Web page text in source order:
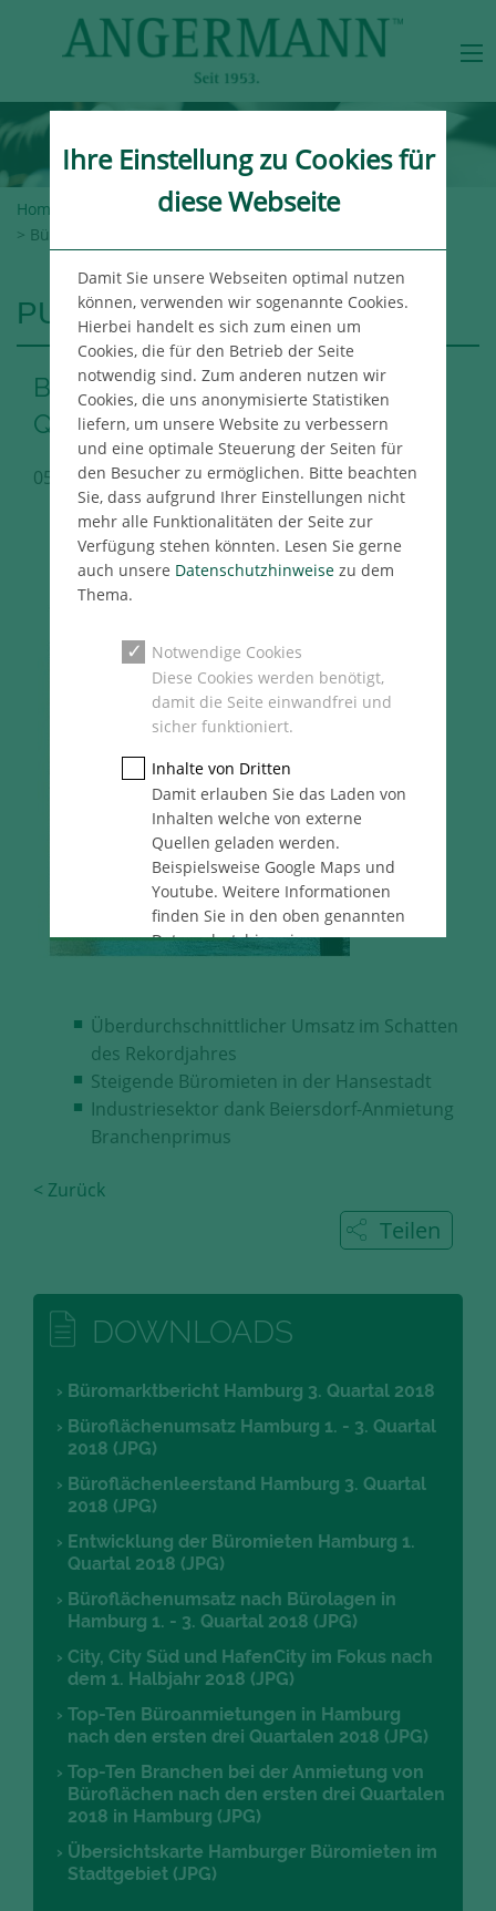
Home Angermann-Gruppe >Newsroom>
> Büromarktbericht Hamburg 3. Quartal 2018
PUBLIKATIONEN
Büromarktbericht Hamburg 3.
Quartal 2018
05.10.2018 Hamburg Immo Publikation
Überdurchschnittlicher Umsatz im Schatten
des Rekordjahres
Steigende Büromieten in der Hansestadt
Industriesektor dank Beiersdorf-Anmietung
Branchenprimus
< Zurück
Teilen
DOWNLOADS
Büromarktbericht Hamburg 3. Quartal 2018
Büroflächenumsatz Hamburg 1. - 3. Quartal
2018 (JPG)
Büroflächenleerstand Hamburg 3. Quartal
2018 (JPG)
Entwicklung der Büromieten Hamburg 1.
Quartal 2018 (JPG)
Büroflächenumsatz nach Bürolagen in
Hamburg 1. - 3. Quartal 2018 (JPG)
City, City Süd und HafenCity im Fokus nach
dem 1. Halbjahr 2018 (JPG)
Top-Ten Büroanmietungen in Hamburg
nach den ersten drei Quartalen 2018 (JPG)
Top-Ten Branchen bei der Anmietung von
Büroflächen nach den ersten drei Quartalen
2018 in Hamburg (JPG)
Übersichtskarte Hamburger Büromieten im
Stadtgebiet (JPG)
Ihre Einstellung zu Cookies für
diese Webseite
Damit Sie unsere Webseiten optimal nutzen
können, verwenden wir sogenannte Cookies.
Hierbei handelt es sich zum einen um
Cookies, die für den Betrieb der Seite
notwendig sind. Zum anderen nutzen wir
Cookies, die uns anonymisierte Statistiken
liefern, um unsere Website zu verbessern
und eine optimale Steuerung der Seiten für
den Besucher zu ermöglichen. Bitte beachten
Sie, dass aufgrund Ihrer Einstellungen nicht
mehr alle Funktionalitäten der Seite zur
Verfügung stehen könnten. Lesen Sie gerne
auch unsere Datenschutzhinweisezu dem
Thema.
Notwendige Cookies
Diese Cookies werden benötigt,
damit die Seite einwandfrei und
sicher funktioniert.
Inhalte von Dritten
Damit erlauben Sie das Laden von
Inhalten welche von externe
Quellen geladen werden.
Beispielsweise Google Maps und
Youtube. Weitere Informationen
finden Sie in den oben genannten
Datenschutzhinweise.
Statistik-Daten, wie zum Beispiel
die Anzahl der Besucher auf den
Seiten, Ihren Weg durch unseren
Internetauftritt oder das Gerät, mit
dem die Seiten angesehen werden.
Aufgrund dieser Statistiken können
Alle akzeptieren